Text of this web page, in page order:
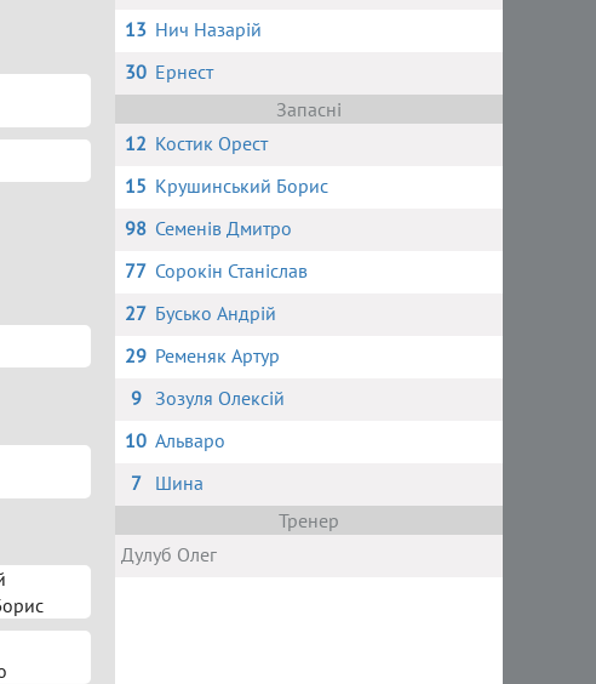
13 Нич Назарій
30 Ернест
Запасні
12 Костик Орест
15 Крушинський Борис
98 Семенів Дмитро
77 Сорокін Станіслав
27 Бусько Андрій
29 Ременяк Артур
9 Зозуля Олексій
10 Альваро
7
Шина
Тренер
Дулуб Олег